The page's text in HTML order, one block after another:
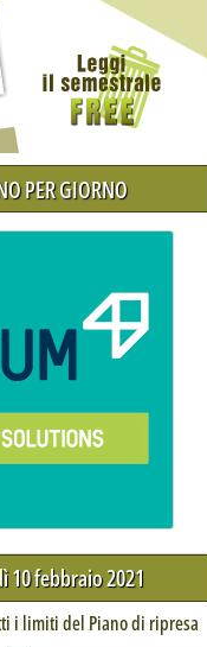
PER GIORNO
10 febbraio 2021
i limiti del Piano di ripresa